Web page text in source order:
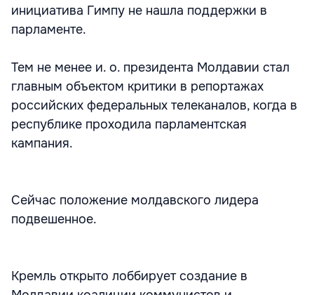
инициатива Гимпу не нашла поддержки в
парламенте.
Тем не менее и. о. президента Молдавии стал
главным объектом критики в репортажах
российских федеральных телеканалов, когда в
республике проходила парламентская
кампания.
Сейчас положение молдавского лидера
подвешенное.
Кремль открыто лоббирует создание в